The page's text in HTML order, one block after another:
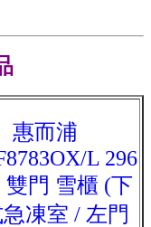
惠而浦
L 296
雙門 雪櫃 (下
凍室 / 左門